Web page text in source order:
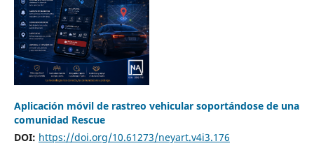
Aplicación móvil de rastreo vehicular soportándose de una
comunidad Rescue
DOI: https://doi.org/10.61273/neyart.v4i3.176